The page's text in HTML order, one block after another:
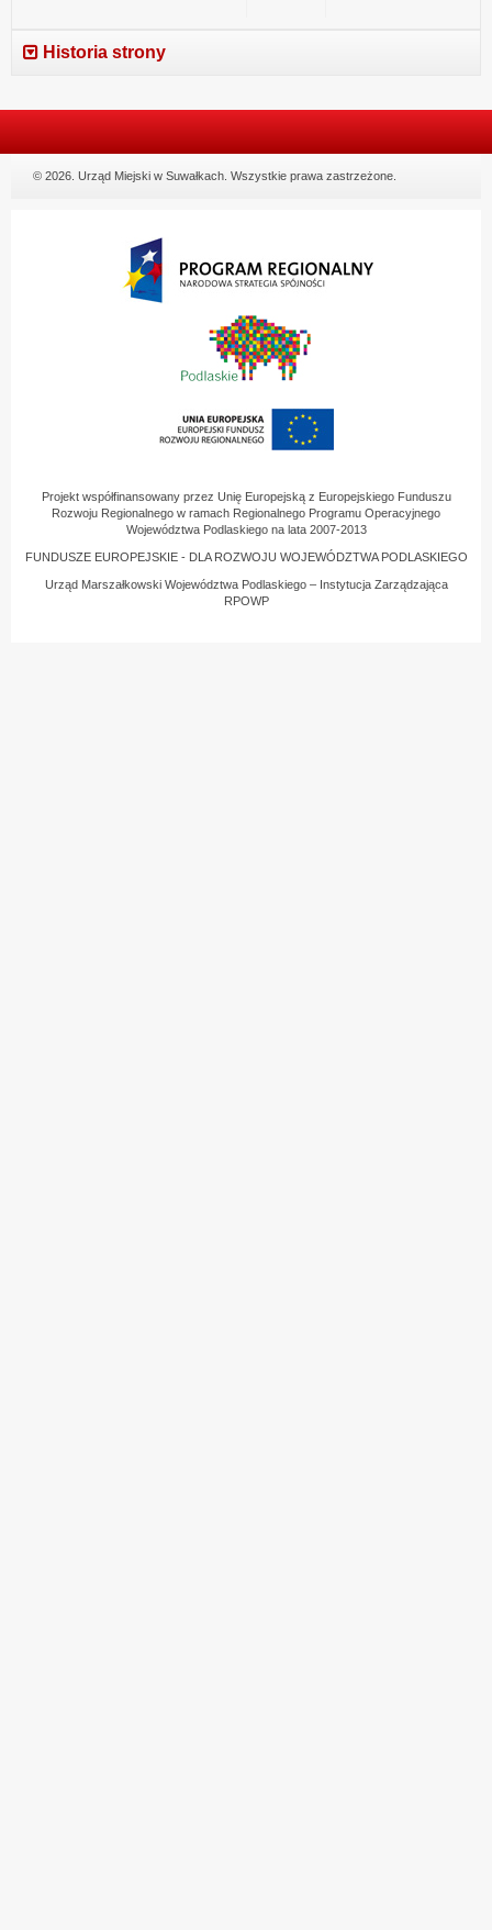
Historia strony
© 2026. Urząd Miejski w Suwałkach. Wszystkie prawa zastrzeżone.
Projekt współfinansowany przez Unię Europejską z Europejskiego Funduszu
Rozwoju Regionalnego w ramach Regionalnego Programu Operacyjnego
Województwa Podlaskiego na lata 2007-2013
FUNDUSZE EUROPEJSKIE - DLA ROZWOJU WOJEWÓDZTWA PODLASKIEGO
Urząd Marszałkowski Województwa Podlaskiego – Instytucja Zarządzająca
RPOWP